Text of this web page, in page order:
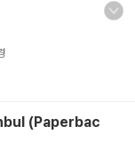
(Paperbac